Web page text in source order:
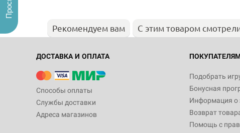
Рекомендуем вам С этим товаром
ДОСТАВКА И ОПЛАТА
Способы оплаты
Службы доставки
Адреса магазинов
Подобрать
Бонусная
Информация о
Возврат
Помощь с